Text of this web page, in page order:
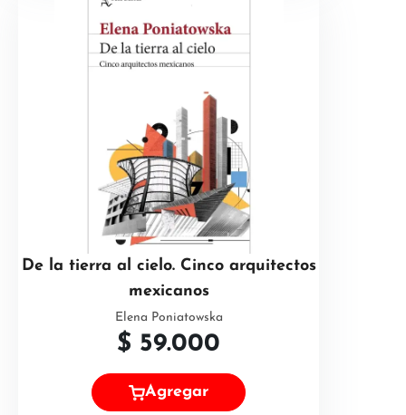
De la tierra al cielo. Cinco arquitectos
mexicanos
Elena Poniatowska
$ 59.000
Agregar